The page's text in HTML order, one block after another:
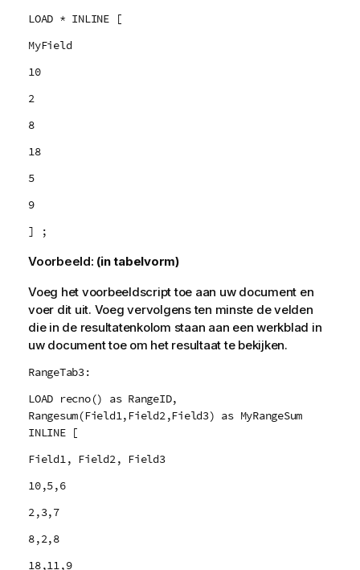
LOAD * INLINE [
MyField
10
2
8
18
5
9
] ;
Voorbeeld: (in tabelvorm)
Voeg het voorbeeldscript toe aan uw document en
voer dit uit. Voeg vervolgens ten minste de velden
die in de resultatenkolom staan aan een werkblad in
uw document toe om het resultaat te bekijken.
RangeTab3:
LOAD recno() as RangeID,
Rangesum(Field1,Field2,Field3) as MyRangeSum
INLINE [
Field1, Field2, Field3
10,5,6
2,3,7
8,2,8
18,11,9